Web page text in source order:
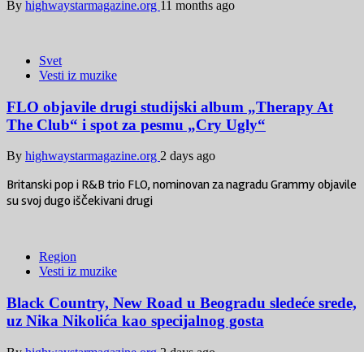
By highwaystarmagazine.org 11 months ago
Svet
Vesti iz muzike
FLO objavile drugi studijski album „Therapy At
The Club“ i spot za pesmu „Cry Ugly“
By highwaystarmagazine.org 2 days ago
Britanski pop i R&B trio FLO, nominovan za nagradu Grammy objavile
su svoj dugo iščekivani drugi
Region
Vesti iz muzike
Black Country, New Road u Beogradu sledeće srede,
uz Nika Nikolića kao specijalnog gosta